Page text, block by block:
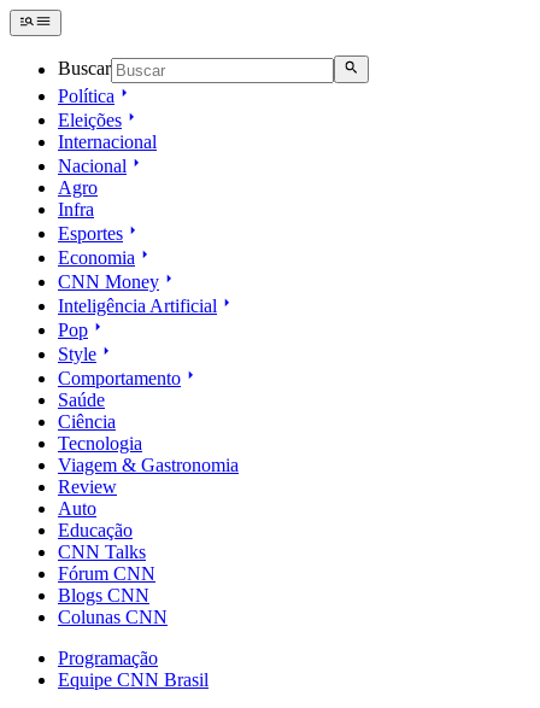
Buscar
Política
Eleições
Internacional
Nacional
Agro
Infra
Esportes
Economia
CNN Money
Inteligência Artificial
Pop
Style
Comportamento
Saúde
Ciência
Tecnologia
Viagem & Gastronomia
Review
Auto
Educação
CNN Talks
Fórum CNN
Blogs CNN
Colunas CNN
Programação
Equipe CNN Brasil